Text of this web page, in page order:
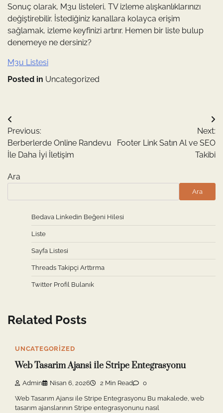
Sonuç olarak, M3u listeleri, TV izleme alışkanlıklarınızı
değiştirebilir. İstediğiniz kanallara kolayca erişim
sağlamak, izleme keyfinizi artırır. Hemen bir liste bulup
denemeye ne dersiniz?
M3u Listesi
Posted in Uncategorized
Yazı
gezinmesi
Previous:
Berberlerde Online Randevu
İle Daha İyi İletişim
Next:
Footer Link Satın Al ve SEO
Takibi
Ara
Ara
Bedava Linkedin Beğeni Hilesi
Liste
Sayfa Listesi
Threads Takipçi Arttırma
Twitter Profil Bulanık
Related Posts
UNCATEGORIZED
Web Tasarim Ajansi İle Stripe Entegrasyonu
Admin Nisan 6, 2026 2 Min Read 0
Web Tasarım Ajansı ile Stripe Entegrasyonu Bu makalede, web
tasarım ajanslarının Stripe entegrasyonunu nasıl